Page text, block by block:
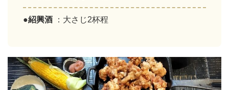
●紹興酒 ：大さじ2杯程